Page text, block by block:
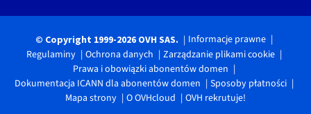
© Copyright 1999-2026 OVH SAS.
Informacje prawne
Regulaminy
Ochrona danych
Zarządzanie plikami cookie
Prawa i obowiązki abonentów domen
Dokumentacja ICANN dla abonentów domen
Sposoby płatności
Mapa strony
O OVHcloud OVH rekrutuje!